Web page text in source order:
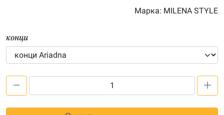
Марка: MILENA STYLE
конци